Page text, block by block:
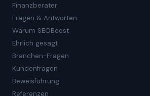
Finanzberater
Fragen & Antworten
Warum SEOBoost
Ehrlich gesagt
Branchen-Fragen
Kundenfragen
Beweisführung
Referenzen